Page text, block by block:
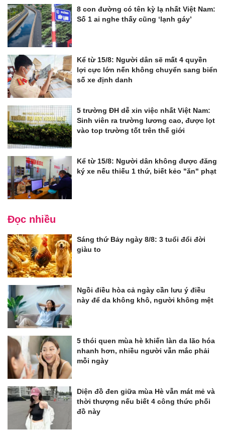
8 con đường có tên kỳ lạ nhất Việt Nam:
Số 1 ai nghe thấy cũng ‘lạnh gáy’
Kể từ 15/8: Người dân sẽ mất 4 quyền
lợi cực lớn nến không chuyển sang biển
số xe định danh
5 trường ĐH dễ xin việc nhất Việt Nam:
Sinh viên ra trường lương cao, được lọt
vào top trường tốt trên thế giới
Kể từ 15/8: Người dân không được đăng
ký xe nếu thiếu 1 thứ, biết kẻo "ăn" phạt
Đọc nhiều
Sáng thứ Bảy ngày 8/8: 3 tuổi đổi đời
giàu to
Ngồi điều hòa cả ngày cần lưu ý điều
này để da không khô, người không mệt
5 thói quen mùa hè khiến làn da lão hóa
nhanh hơn, nhiều người vẫn mắc phải
mỗi ngày
Diện đồ đen giữa mùa Hè vẫn mát mẻ và
thời thượng nếu biết 4 công thức phối
đồ này